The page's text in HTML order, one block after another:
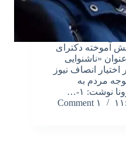
آموخته دکترای
«ناشنوایی
انصاف نیوز
مردم به
نوشت: ۱-…
۱ Comment